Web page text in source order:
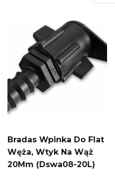
Bradas Wpinka Do Flat
Węża, Wtyk Na Wąż
20Mm (Dswa08-20L)